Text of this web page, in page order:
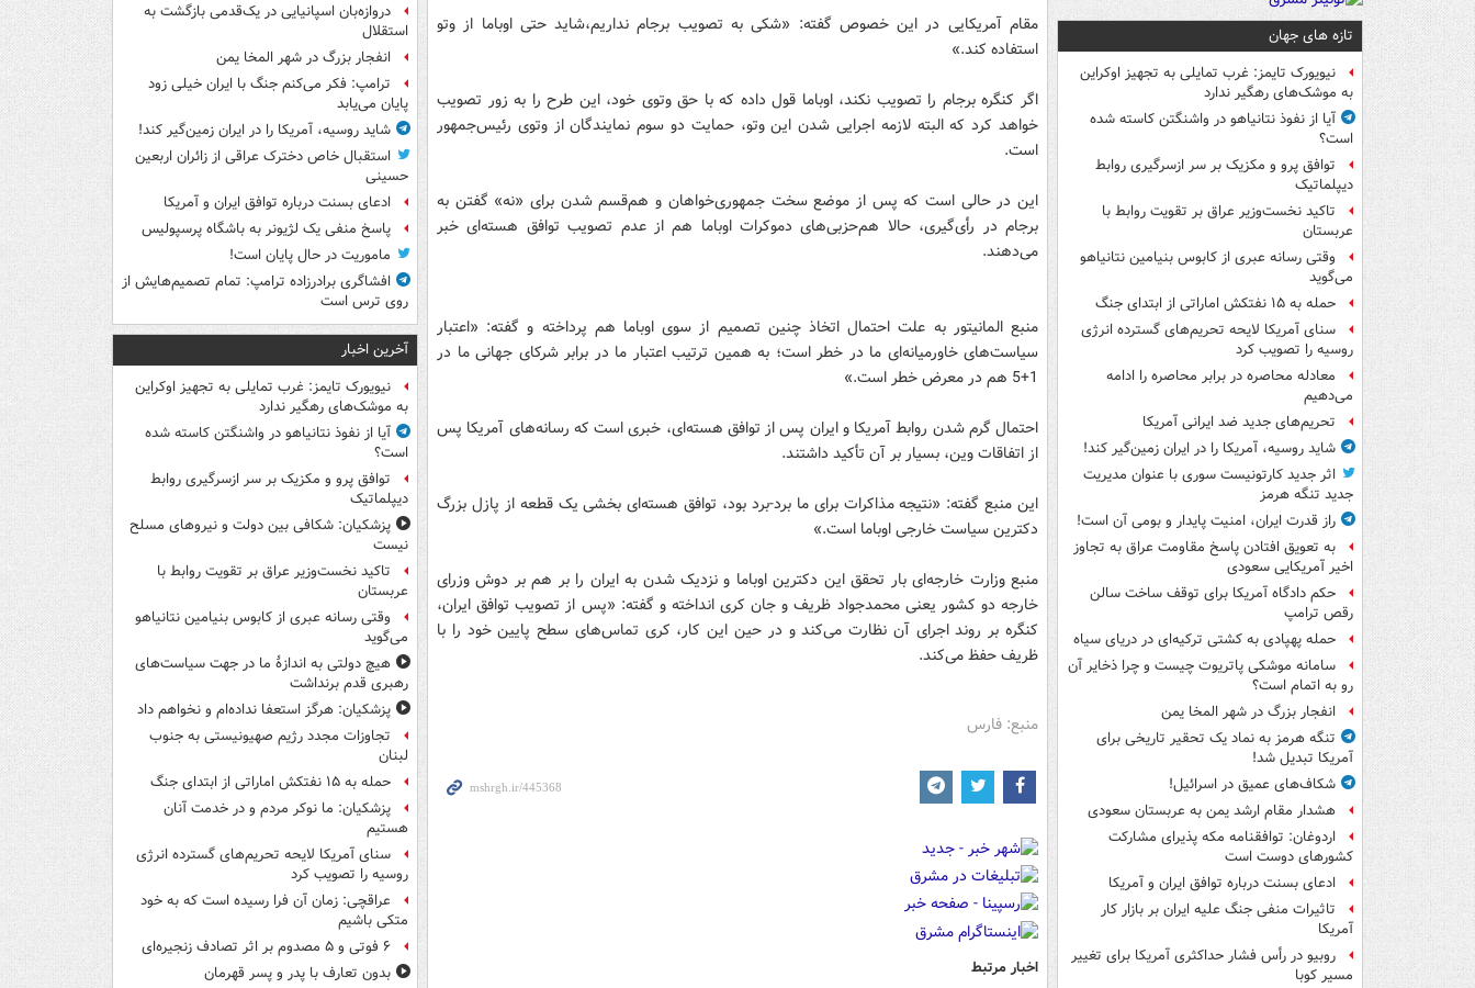
تازه های جهان
نیویورک تایمز: غرب تمایلی به تجهیز اوکراین
به موشک‌های رهگیر ندارد
آیا از نفوذ نتانیاهو در واشنگتن کاسته شده
است؟
توافق پرو و مکزیک بر سر ازسرگیری روابط
دیپلماتیک
تاکید نخست‌وزیر عراق بر تقویت روابط با
عربستان
وقتی رسانه عبری از کابوس بنیامین نتانیاهو
می‌گوید
حمله به ۱۵ نفتکش‌ اماراتی از ابتدای جنگ
سنای آمریکا لایحه تحریم‌های گسترده انرژی
روسیه را تصویب کرد
معادله محاصره در برابر محاصره را ادامه
می‌دهیم
تحریم‌های جدید ضد ایرانی آمریکا
شاید روسیه، آمریکا را در ایران زمین‌گیر کند!
اثر جدید کارتونیست سوری با عنوان مدیریت
جدید تنگه هرمز
راز قدرت ایران، امنیت پایدار و بومی آن است!
به تعویق افتادن پاسخ مقاومت عراق به تجاوز
اخیر آمریکایی سعودی
حکم دادگاه آمریکا برای توقف ساخت سالن
رقص ترامپ
حمله پهپادی به کشتی ترکیه‌ای در دریای سیاه
سامانه موشکی پاتریوت چیست و چرا ذخایر آن
رو به اتمام است؟
انفجار بزرگ در شهر المخا یمن
تنگه هرمز به نماد یک تحقیر تاریخی برای
آمریکا تبدیل شد!
شکاف‌های عمیق در اسرائیل!
هشدار مقام ارشد یمن به عربستان سعودی
اردوغان: توافقنامه مکه پذیرای مشارکت
کشورهای دوست است
ادعای بسنت درباره توافق ایران و آمریکا
تاثیرات منفی جنگ علیه ایران بر بازار کار
آمریکا
روبیو در رأس فشار حداکثری آمریکا برای تغییر
مسیر کوبا
مقام آمریکایی در این خصوص گفته: «شکی به تصویب برجام نداریم،شاید حتی اوباما از وتو
استفاده کند.»
اگر کنگره برجام را تصویب نکند، اوباما قول داده که با حق وتوی خود، این طرح را به زور تصویب
خواهد کرد که البته لازمه اجرایی شدن این وتو، حمایت دو سوم نمایندگان از وتوی رئیس‌جمهور
است.
این در حالی است که پس از موضع سخت جمهوری‌خواهان و هم‌قسم شدن برای «نه» گفتن به
برجام در رأی‌گیری، حالا هم‌حزبی‌های دموکرات اوباما هم از عدم تصویب توافق هسته‌ای خبر
می‌دهند.
منبع المانیتور به علت احتمال اتخاذ چنین تصمیم از سوی اوباما هم پرداخته و گفته:‌ «اعتبار
سیاست‌های خاورمیانه‌ای ما در خطر است؛ به همین ترتیب اعتبار ما در برابر شرکای جهانی ما در
1+5 هم در معرض خطر است.»
احتمال گرم شدن روابط آمریکا و ایران پس از توافق هسته‌ای، خبری است که رسانه‌های آمریکا پس
از اتفاقات وین، بسیار بر آن تأکید داشتند.
این منبع گفته:‌ «نتیجه مذاکرات برای ما برد-برد بود، توافق هسته‌ای بخشی یک قطعه از پازل بزرگ
دکترین سیاست خارجی اوباما است.»
منبع وزارت خارجه‌ای بار تحقق این دکترین اوباما و نزدیک شدن به ایران را بر هم بر دوش وزرای
خارجه دو کشور یعنی محمدجواد ظریف و جان کری انداخته و گفته: «پس از تصویب توافق ایران،
کنگره بر روند اجرای آن نظارت می‌کند و در حین این کار، کری تماس‌های سطح پایین خود را با
ظریف حفظ می‌کند.
منبع: فارس
اخبار مرتبط
دروازه‌بان اسپانیایی در یک‌قدمی بازگشت به
استقلال
انفجار بزرگ در شهر المخا یمن
ترامپ: فکر می‌کنم جنگ با ایران خیلی زود
پایان می‌یابد
شاید روسیه، آمریکا را در ایران زمین‌گیر کند!
استقبال خاص دخترک عراقی از زائران اربعین
حسینی
ادعای بسنت درباره توافق ایران و آمریکا
پاسخ منفی یک لژیونر به باشگاه پرسپولیس
ماموریت در حال پایان است!
افشاگری برادرزاده ترامپ: تمام تصمیم‌هایش از
روی ترس است
آخرین اخبار
نیویورک تایمز: غرب تمایلی به تجهیز اوکراین
به موشک‌های رهگیر ندارد
آیا از نفوذ نتانیاهو در واشنگتن کاسته شده
است؟
توافق پرو و مکزیک بر سر ازسرگیری روابط
دیپلماتیک
پزشکیان: شکافی بین دولت و نیروهای مسلح
نیست
تاکید نخست‌وزیر عراق بر تقویت روابط با
عربستان
وقتی رسانه عبری از کابوس بنیامین نتانیاهو
می‌گوید
هیچ دولتی به اندازۀ ما در جهت سیاست‌های
رهبری قدم برنداشت
پزشکیان: هرگز استعفا نداده‌ام و نخواهم داد
تجاوزات مجدد رژیم صهیونیستی به جنوب
لبنان
حمله به ۱۵ نفتکش‌ اماراتی از ابتدای جنگ
پزشکیان: ما نوکر مردم و در خدمت آنان
هستیم
سنای آمریکا لایحه تحریم‌های گسترده انرژی
روسیه را تصویب کرد
عراقچی: زمان آن فرا رسیده است که به خود
متکی باشیم
۶ فوتی و ۵ مصدوم بر اثر تصادف زنجیره‌ای
بدون تعارف با پدر و پسر قهرمان